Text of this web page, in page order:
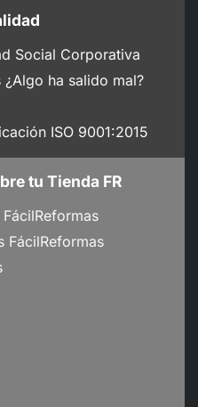
Social Corporativa
¿Algo ha salido mal?
ISO 9001:2015
tu Tienda FR
FácilReformas